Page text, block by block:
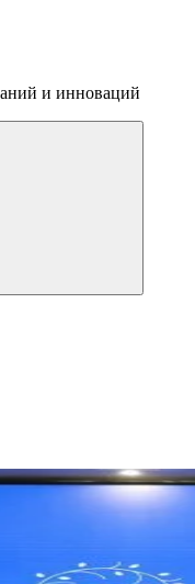
и инноваций